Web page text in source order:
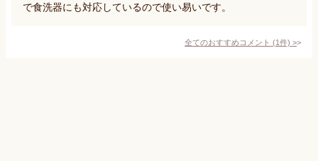
で食洗器にも対応しているので使い易いです。
全てのおすすめコメント (1件) >